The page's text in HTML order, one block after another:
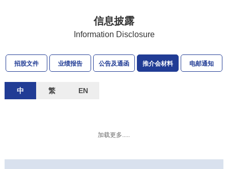
信息披露
Information Disclosure
招股文件 业绩报告 公告及通函 推介会材料 电邮通知
中 繁 EN
加载更多.....